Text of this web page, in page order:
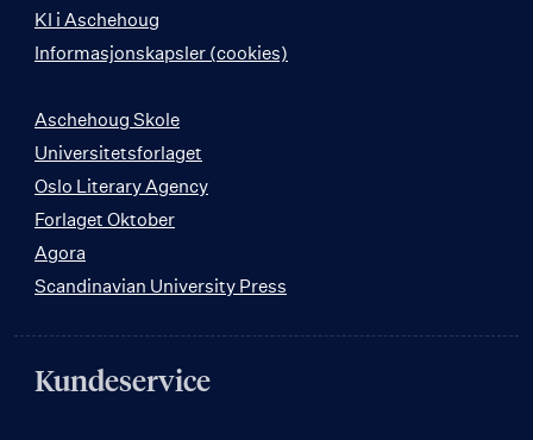
KI i Aschehoug
Informasjonskapsler (cookies)
Aschehoug Skole
Universitetsforlaget
Oslo Literary Agency
Forlaget Oktober
Agora
Scandinavian University Press
Kundeservice